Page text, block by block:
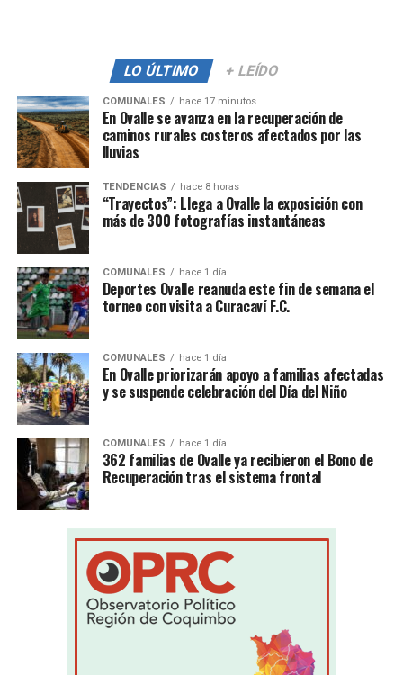
LO ÚLTIMO + LEÍDO
COMUNALES hace 17 minutos
En Ovalle se avanza en la recuperación de
caminos rurales costeros afectados por las
lluvias
TENDENCIAS hace 8 horas
“Trayectos”: Llega a Ovalle la exposición con
más de 300 fotografías instantáneas
COMUNALES hace 1 día
Deportes Ovalle reanuda este fin de semana el
torneo con visita a Curacaví F.C.
COMUNALES hace 1 día
En Ovalle priorizarán apoyo a familias afectadas
y se suspende celebración del Día del Niño
COMUNALES hace 1 día
362 familias de Ovalle ya recibieron el Bono de
Recuperación tras el sistema frontal